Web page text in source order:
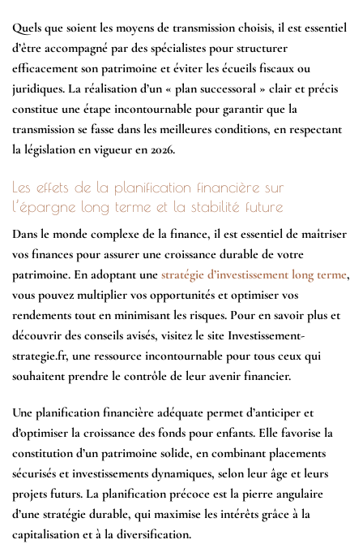
Quels que soient les moyens de transmission choisis, il est essentiel
d’être accompagné par des spécialistes pour structurer
efficacement son patrimoine et éviter les écueils fiscaux ou
juridiques. La réalisation d’un « plan successoral » clair et précis
constitue une étape incontournable pour garantir que la
transmission se fasse dans les meilleures conditions, en respectant
la législation en vigueur en 2026.
Les effets de la planification financière sur
l’épargne long terme et la stabilité future
Dans le monde complexe de la finance, il est essentiel de maîtriser
vos finances pour assurer une croissance durable de votre
patrimoine. En adoptant une stratégie d’investissement long terme,
vous pouvez multiplier vos opportunités et optimiser vos
rendements tout en minimisant les risques. Pour en savoir plus et
découvrir des conseils avisés, visitez le site Investissement-
strategie.fr, une ressource incontournable pour tous ceux qui
souhaitent prendre le contrôle de leur avenir financier.
Une planification financière adéquate permet d’anticiper et
d’optimiser la croissance des fonds pour enfants. Elle favorise la
constitution d’un patrimoine solide, en combinant placements
sécurisés et investissements dynamiques, selon leur âge et leurs
projets futurs. La planification précoce est la pierre angulaire
d’une stratégie durable, qui maximise les intérêts grâce à la
capitalisation et à la diversification.